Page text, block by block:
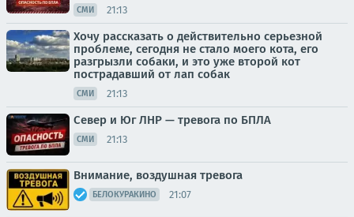
СМИ 21:13
Хочу рассказать о действительно серьезной
проблеме, сегодня не стало моего кота, его
разгрызли собаки, и это уже второй кот
пострадавший от лап собак
СМИ 21:13
Север и Юг ЛНР — тревога по БПЛА
СМИ 21:13
Внимание, воздушная тревога
БЕЛОКУРАКИНО 21:07